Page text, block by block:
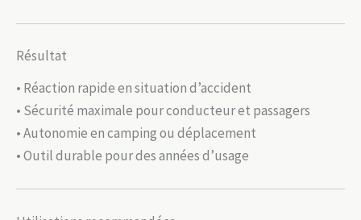
Résultat
• Réaction rapide en situation d’accident
• Sécurité maximale pour conducteur et passagers
• Autonomie en camping ou déplacement
• Outil durable pour des années d’usage